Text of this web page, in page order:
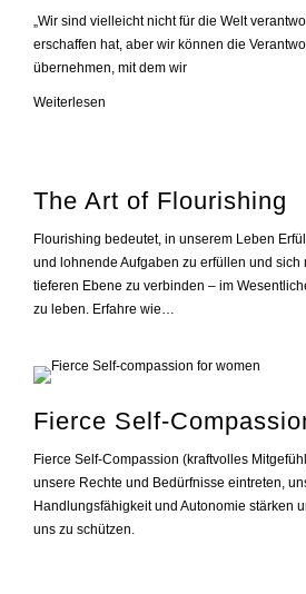
„Wir sind vielleicht nicht für die Welt
erschaffen hat, aber wir können die
übernehmen, mit dem wir
Mental
Weiterlesen
The Art of Flourishing
Flourishing bedeutet, in unserem Leben
und lohnende Aufgaben zu erfüllen und sich
tieferen Ebene zu verbinden – im
zu leben. Erfahre wie…
Fierce Self-
Fierce Self-Compassion (kraftvolles
unsere Rechte und Bedürfnisse eintreten,
Handlungsfähigkeit und Autonomie stärken
uns zu schützen.